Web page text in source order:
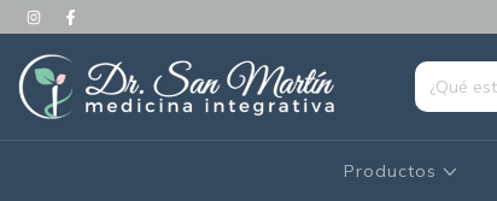
Productos